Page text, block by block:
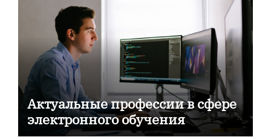
Актуальные профессии в сфере
электронного обучения